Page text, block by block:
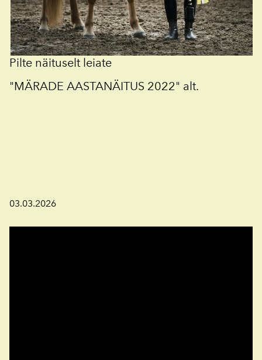
Pilte näituselt leiate
"MÄRADE AASTANÄITUS 2022" alt.
03.03.2026